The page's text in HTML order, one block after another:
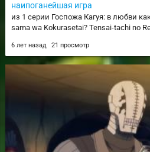
наипоганейшая игра
из 1 серии Госпожа Кагуя: в любви
sama wa Kokurasetai? Tensai-tachi no
6 лет назад 21 просмотр